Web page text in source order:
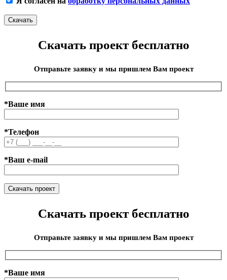
Скачать проект бесплатно
Отправьте заявку и мы пришлем Вам проект
*Ваше имя
*Телефон
*Ваш e-mail
Скачать проект бесплатно
Отправьте заявку и мы пришлем Вам проект
*Ваше имя